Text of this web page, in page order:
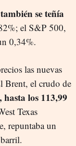
se teñía
el S&P 500,
0,34%.
las nuevas
Brent, el crudo de
los 113,99
Texas
repuntaba un